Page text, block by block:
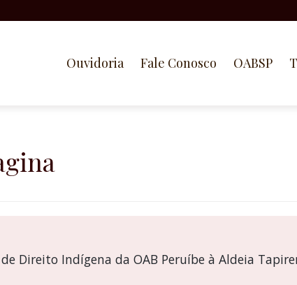
Ouvidoria Fale Conosco OABSP
Direito Indígena da OAB Peruíbe à Aldeia